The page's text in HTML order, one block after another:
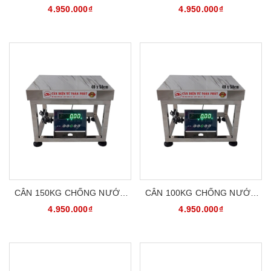
CHỐNG BỤI INOX304
4.950.000₫
CHỐNG BỤI INOX304
4.950.000₫
CÂN 150KG CHỐNG NƯỚC
CHỐNG BỤI INOX304
4.950.000₫
CÂN 100KG CHỐNG NƯỚC
CHỐNG BỤI INOX304
4.950.000₫